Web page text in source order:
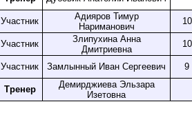
Участник
Адияров Тимур
Нариманович
10
Участник
Злипухина Анна
Дмитриевна
10
Участник Замлынный Иван Сергеевич 9
Тренер
Демирджиева Эльзара
Изетовна